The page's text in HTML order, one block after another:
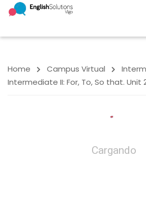
Home Campus Virtual
Intermediate II: For, To, So that. Unit
Cargando